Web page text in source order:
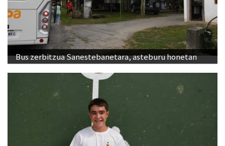
Bus zerbitzua Sanestebanetara, asteburu honetan